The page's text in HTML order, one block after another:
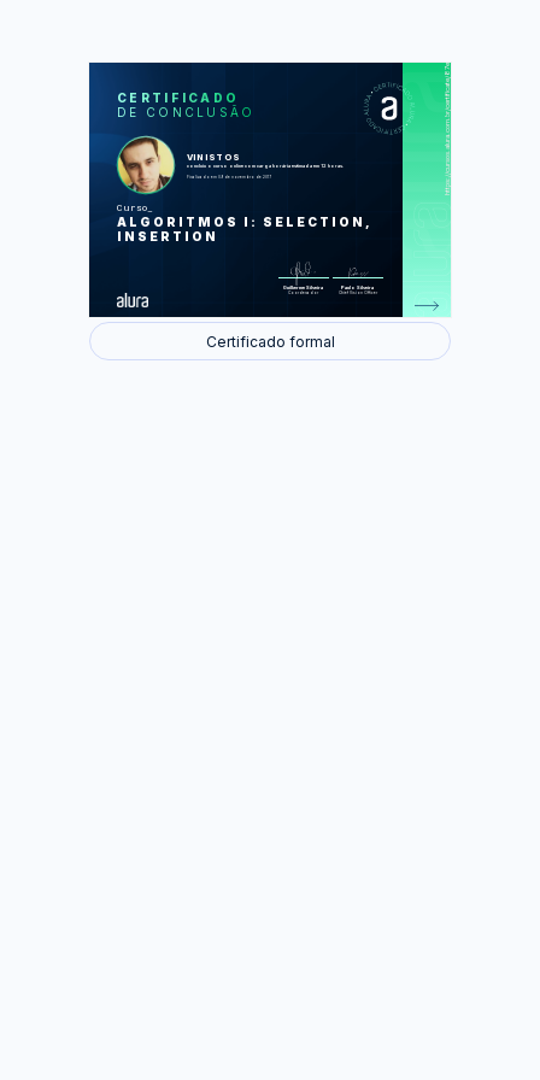
CERTIFICADO
DE CONCLUSÃO
VINISTOS
concluiu o curso online com carga horária estimada em 12 horas.
Finalizado em 09 de novembro de 2017
Curso
ALGORITMOS I: SELECTION,
INSERTION
Guilherme Silveira
Coordenador
Paulo Silveira
Chief Vision Officer
https://cursos.alura.com.br/certificate/87eff297-0346-4f50-9abd-7ff52fa89d83
LAS
Busca do menor valor e um trecho
específico no array
Ordenando ao selecionar o mais
algoritmo linear com um quadrático
Algoritmos cúbicos
Certificado formal